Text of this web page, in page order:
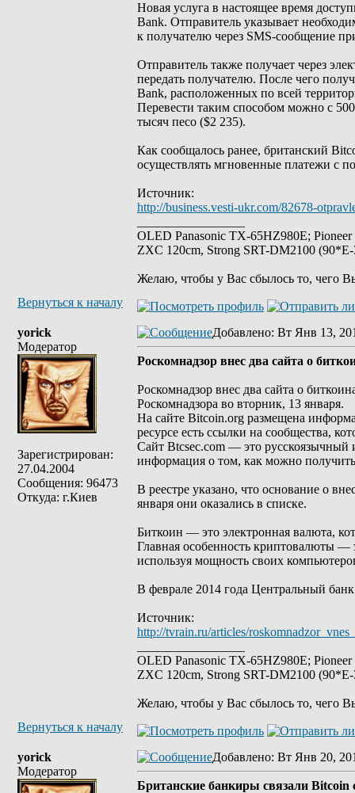
Новая услуга в настоящее время
Bank. Отправитель указывает
к получателю через SMS-сообщение
Отправитель также получает через
передать получателю. После чего
Bank, расположенных по всей
Перевести таким способом можно с
тысяч песо ($2 235).
Как сообщалось ранее, британский
осуществлять мгновенные платежи с
Источник:
http://business.vesti-ukr.com/82678-
OLED Panasonic TX-65HZ980E;
ZXC 120cm, Strong SRT-DM2100
Желаю, чтобы у Вас сбылось то, чего
Вернуться к началу
yorick
Модератор
Зарегистрирован:
27.04.2004
Сообщения: 96473
Откуда: г.Киев
Добавлено: Вт Янв 13,
Роскомнадзор внес два сайта о
Роскомнадзор внес два сайта о
Роскомнадзора во вторник, 13 января.
На сайте Bitcoin.org размещена
ресурсе есть ссылки на сообщества,
Сайт Btcsec.com — это
информация о том, как можно
В реестре указано, что основание о
января они оказались в списке.
Биткоин — это электронная валюта,
Главная особенность криптовалюты —
используя мощность своих
В феврале 2014 года Центральный
Источник:
http://tvrain.ru/articles/
OLED Panasonic TX-65HZ980E;
ZXC 120cm, Strong SRT-DM2100
Желаю, чтобы у Вас сбылось то, чего
Вернуться к началу
yorick
Модератор
Добавлено: Вт Янв 20,
Британские банкиры связали Bitcoin